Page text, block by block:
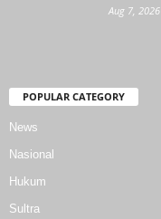
Aug 7, 2026
POPULAR CATEGORY
News
Nasional
Hukum
Sultra